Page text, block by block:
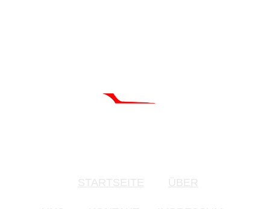
STARTSEITE ÜBER